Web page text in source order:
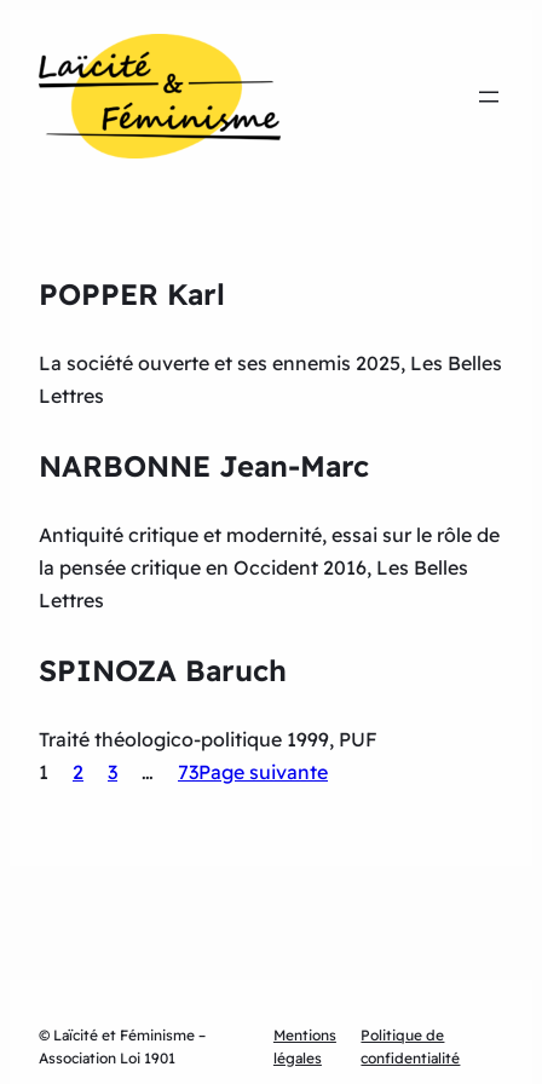
POPPER Karl
La société ouverte et ses ennemis 2025, Les Belles
Lettres
NARBONNE Jean-Marc
Antiquité critique et modernité, essai sur le rôle de
la pensée critique en Occident 2016, Les Belles
Lettres
SPINOZA Baruch
Traité théologico-politique 1999, PUF
1
2 3 … 73Page suivante
© Laïcité et Féminisme –
Association Loi 1901
Mentions
légales
Politique de
confidentialité